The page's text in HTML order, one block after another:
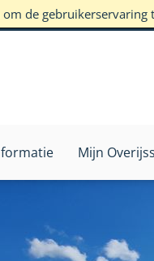
de gebruikerservaring
Mijn